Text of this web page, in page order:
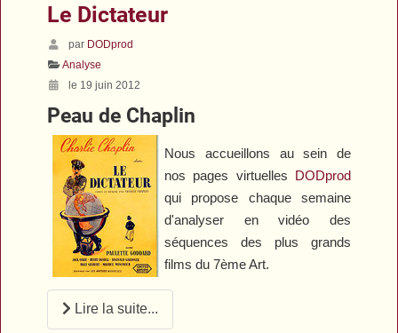
Le Dictateur
par DODprod
Analyse
le 19 juin 2012
Peau de Chaplin
Nous accueillons au sein de
nos pages virtuelles DODprod
qui propose chaque semaine
d'analyser en vidéo des
séquences des plus grands
films du 7ème Art.
Lire la suite...